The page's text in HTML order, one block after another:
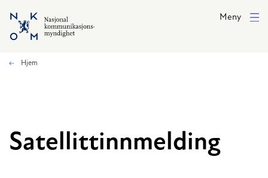
Hopp til hovedinnhold
Meny
Hjem
Satellittinnmelding